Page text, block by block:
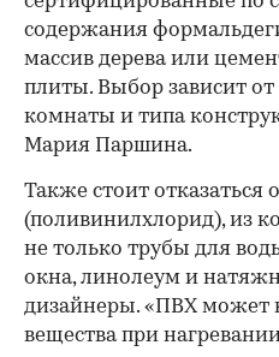
содержания
массив дерева или
плиты. Выбор зависит
комнаты и типа
Мария Паршина.
Также стоит отказаться
(поливинилхлорид), из
не только трубы для
окна, линолеум и
дизайнеры. «ПВХ может
вещества при